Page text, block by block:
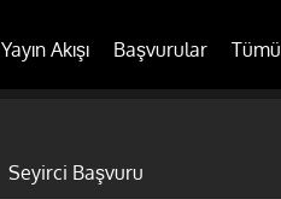
Yayın Akışı Başvurular Tümü
Seyirci Başvuru